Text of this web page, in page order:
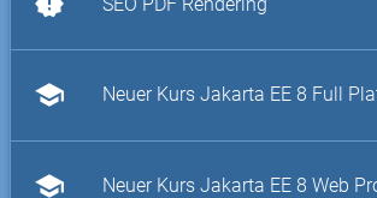
school Neuer Kurs Jakarta EE 8 Full
school Neuer Kurs Jakarta EE 8 Web